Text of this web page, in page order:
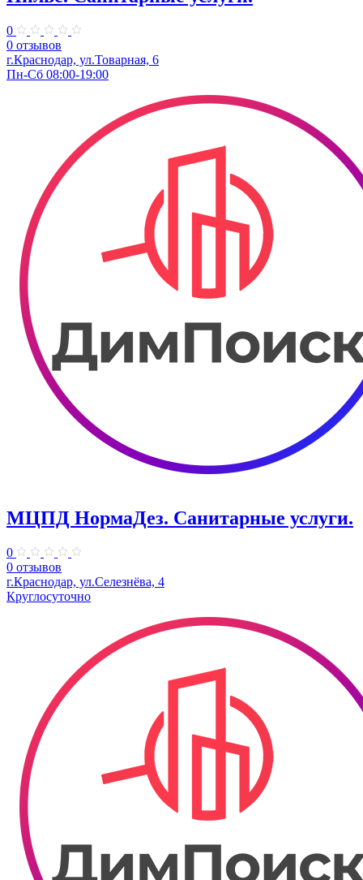
0
0 отзывов
г.Краснодар, ул.Товарная, 6
Пн-Сб 08:00-19:00
МЦПД НормаДез. Санитарные услуги.
0
0 отзывов
г.Краснодар, ул.Селезнёва, 4
Круглосуточно